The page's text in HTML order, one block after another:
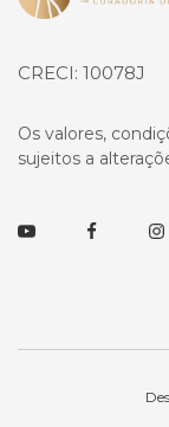
CRECI: 10078J
Os valores,
sujeitos a
YoutubeFacebook